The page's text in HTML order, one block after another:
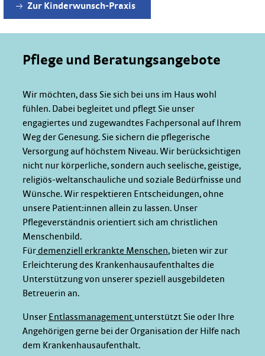
Zur Kinderwunsch-Praxis
Pflege und Beratungsangebote
Wir möchten, dass Sie sich bei uns im Haus wohl
fühlen. Dabei begleitet und pflegt Sie unser
engagiertes und zugewandtes Fachpersonal auf Ihrem
Weg der Genesung. Sie sichern die pflegerische
Versorgung auf höchstem Niveau. Wir berücksichtigen
nicht nur körperliche, sondern auch seelische, geistige,
religiös-weltanschauliche und soziale Bedürfnisse und
Wünsche. Wir respektieren Entscheidungen, ohne
unsere Patient:innen allein zu lassen. Unser
Pflegeverständnis orientiert sich am christlichen
Menschenbild.
Fürdemenziell erkrankte Menschen, bieten wir zur
Erleichterung des Krankenhausaufenthaltes die
Unterstützung von unserer speziell ausgebildeten
Betreuerin an.
Unser Entlassmanagement unterstützt Sie oder Ihre
Angehörigen gerne bei der Organisation der Hilfe nach
dem Krankenhausaufenthalt.